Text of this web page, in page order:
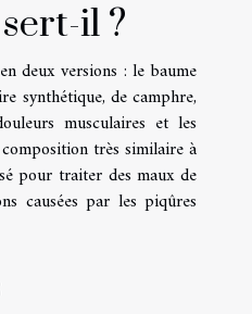
il ?
deux versions : le baume
synthétique, de camphre,
musculaires et les
très similaire à
pour traiter des maux de
causées par les piqûres